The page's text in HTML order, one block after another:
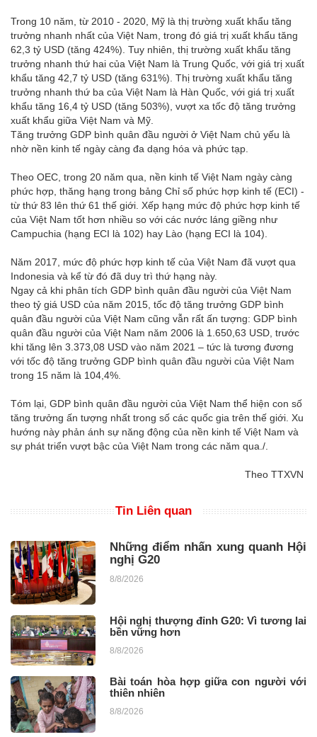
Trong 10 năm, từ 2010 - 2020, Mỹ là thị trường xuất khẩu tăng
trưởng nhanh nhất của Việt Nam, trong đó giá trị xuất khẩu tăng
62,3 tỷ USD (tăng 424%). Tuy nhiên, thị trường xuất khẩu tăng
trưởng nhanh thứ hai của Việt Nam là Trung Quốc, với giá trị xuất
khẩu tăng 42,7 tỷ USD (tăng 631%). Thị trường xuất khẩu tăng
trưởng nhanh thứ ba của Việt Nam là Hàn Quốc, với giá trị xuất
khẩu tăng 16,4 tỷ USD (tăng 503%), vượt xa tốc độ tăng trưởng
xuất khẩu giữa Việt Nam và Mỹ.
Tăng trưởng GDP bình quân đầu người ở Việt Nam chủ yếu là
nhờ nền kinh tế ngày càng đa dạng hóa và phức tạp.
Theo OEC, trong 20 năm qua, nền kinh tế Việt Nam ngày càng
phức hợp, thăng hạng trong bảng Chỉ số phức hợp kinh tế (ECI) -
từ thứ 83 lên thứ 61 thế giới. Xếp hạng mức độ phức hợp kinh tế
của Việt Nam tốt hơn nhiều so với các nước láng giềng như
Campuchia (hạng ECI là 102) hay Lào (hạng ECI là 104).
Năm 2017, mức độ phức hợp kinh tế của Việt Nam đã vượt qua
Indonesia và kể từ đó đã duy trì thứ hạng này.
Ngay cả khi phân tích GDP bình quân đầu người của Việt Nam
theo tỷ giá USD của năm 2015, tốc độ tăng trưởng GDP bình
quân đầu người của Việt Nam cũng vẫn rất ấn tượng: GDP bình
quân đầu người của Việt Nam năm 2006 là 1.650,63 USD, trước
khi tăng lên 3.373,08 USD vào năm 2021 – tức là tương đương
với tốc độ tăng trưởng GDP bình quân đầu người của Việt Nam
trong 15 năm là 104,4%.
Tóm lại, GDP bình quân đầu người của Việt Nam thể hiện con số
tăng trưởng ấn tượng nhất trong số các quốc gia trên thế giới. Xu
hướng này phản ánh sự năng động của nền kinh tế Việt Nam và
sự phát triển vượt bậc của Việt Nam trong các năm qua./.
Theo TTXVN
Tin Liên quan
Những điểm nhấn xung quanh Hội
nghị G20
8/8/2026
Hội nghị thượng đỉnh G20: Vì tương lai
bền vững hơn
8/8/2026
Bài toán hòa hợp giữa con người với
thiên nhiên
8/8/2026